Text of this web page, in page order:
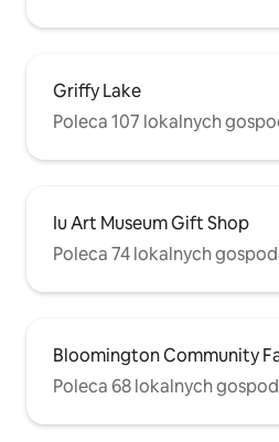
Griffy Lake
Poleca 107 lokalnych
Iu Art Museum Gift Shop
Poleca 74 lokalnych
Bloomington Community
Poleca 68 lokalnych